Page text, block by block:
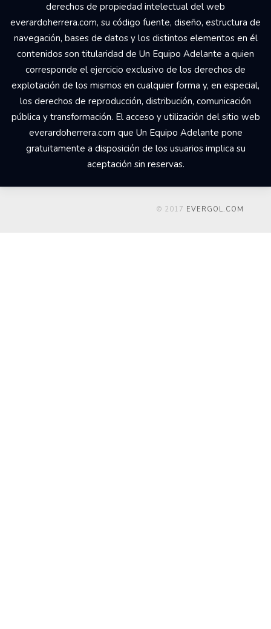
derechos de propiedad intelectual del web
everardoherrera.com, su código fuente, diseño, estructura de
navegación, bases de datos y los distintos elementos en él
contenidos son titularidad de Un Equipo Adelante a quien
corresponde el ejercicio exclusivo de los derechos de
explotación de los mismos en cualquier forma y, en especial,
los derechos de reproducción, distribución, comunicación
pública y transformación. El acceso y utilización del sitio web
everardoherrera.com que Un Equipo Adelante pone
gratuitamente a disposición de los usuarios implica su
aceptación sin reservas.
© 2017 EVERGOL.COM